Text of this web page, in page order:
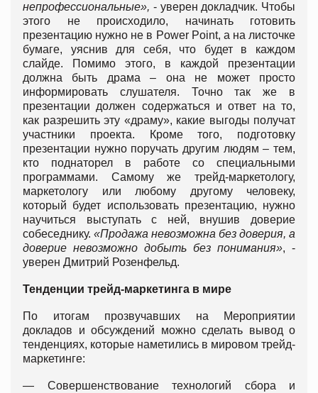
непрофессиональные», - уверен докладчик. Чтобы
этого не происходило, начинать готовить
презентацию нужно не в Power Point, а на листочке
бумаге, уяснив для себя, что будет в каждом
слайде. Помимо этого, в каждой презентации
должна быть драма – она не может просто
информировать слушателя. Точно так же в
презентации должен содержаться и ответ на то,
как разрешить эту «драму», какие выгоды получат
участники проекта. Кроме того, подготовку
презентации нужно поручать другим людям – тем,
кто поднаторел в работе со специальными
программами. Самому же трейд-маркетологу,
маркетологу или любому другому человеку,
который будет использовать презентацию, нужно
научиться выступать с ней, внушив доверие
собеседнику. «Продажа невозможна без доверия, а
доверие невозможно добыть без понимания», -
уверен Дмитрий Розенфельд.
Тенденции трейд-маркетинга в мире
По итогам прозвучавших на Мероприятии
докладов и обсуждений можно сделать вывод о
тенденциях, которые наметились в мировом трейд-
маркетинге:
— Совершенствование технологий сбора и